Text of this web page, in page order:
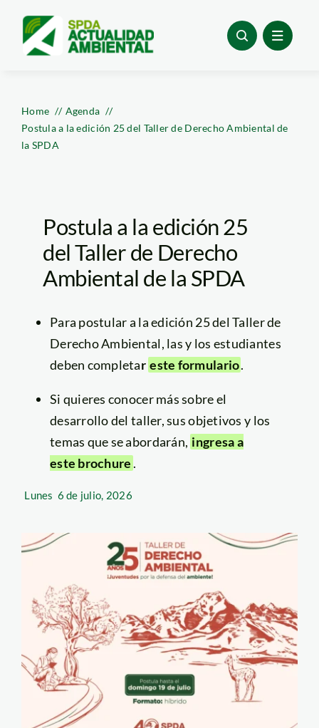
content
Home
Agenda
Postula a la edición 25 del Taller de Derecho Ambiental de
la SPDA
Postula a la edición 25
del Taller de Derecho
Ambiental de la SPDA
Para postular a la edición 25 del Taller de
Derecho Ambiental, las y los estudiantes
deben completar este formulario.
Si quieres conocer más sobre el
desarrollo del taller, sus objetivos y los
temas que se abordarán, ingresa a
este brochure .
Lunes 6 de julio, 2026